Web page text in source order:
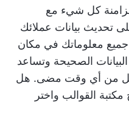
كل شيء مع
تحديث بيانات عملائك
جميع معلوماتك في مكان
الصحيحة وتساعد
من أي وقت مضى. هل
القوالب واختر